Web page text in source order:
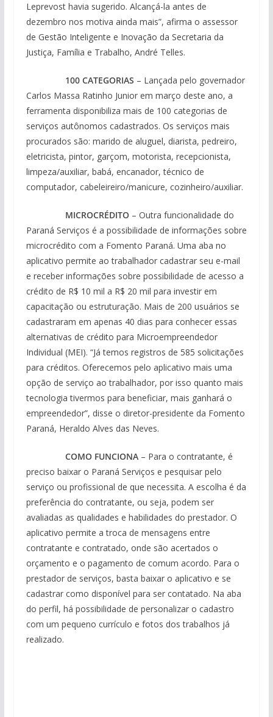
Leprevost havia sugerido. Alcançá-la antes de
dezembro nos motiva ainda mais”, afirma o assessor
de Gestão Inteligente e Inovação da Secretaria da
Justiça, Família e Trabalho, André Telles.
100 CATEGORIAS – Lançada pelo governador
Carlos Massa Ratinho Junior em março deste ano, a
ferramenta disponibiliza mais de 100 categorias de
serviços autônomos cadastrados. Os serviços mais
procurados são: marido de aluguel, diarista, pedreiro,
eletricista, pintor, garçom, motorista, recepcionista,
limpeza/auxiliar, babá, encanador, técnico de
computador, cabeleireiro/manicure, cozinheiro/auxiliar.
MICROCRÉDITO– Outra funcionalidade do
Paraná Serviços é a possibilidade de informações sobre
microcrédito com a Fomento Paraná. Uma aba no
aplicativo permite ao trabalhador cadastrar seu e-mail
e receber informações sobre possibilidade de acesso a
crédito de R$ 10 mil a R$ 20 mil para investir em
capacitação ou estruturação. Mais de 200 usuários se
cadastraram em apenas 40 dias para conhecer essas
alternativas de crédito para Microempreendedor
Individual (MEI). “Já temos registros de 585 solicitações
para créditos. Oferecemos pelo aplicativo mais uma
opção de serviço ao trabalhador, por isso quanto mais
tecnologia tivermos para beneficiar, mais ganhará o
empreendedor”, disse o diretor-presidente da Fomento
Paraná, Heraldo Alves das Neves.
COMO FUNCIONA– Para o contratante, é
preciso baixar o Paraná Serviços e pesquisar pelo
serviço ou profissional de que necessita. A escolha é da
preferência do contratante, ou seja, podem ser
avaliadas as qualidades e habilidades do prestador. O
aplicativo permite a troca de mensagens entre
contratante e contratado, onde são acertados o
orçamento e o pagamento de comum acordo. Para o
prestador de serviços, basta baixar o aplicativo e se
cadastrar como disponível para ser contatado. Na aba
do perfil, há possibilidade de personalizar o cadastro
com um pequeno currículo e fotos dos trabalhos já
realizado.